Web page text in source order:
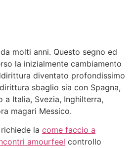
molti anni. Questo segno ed
la inizialmente cambiamento
diventato profondissimo
sbaglio sia con Spagna,
a Italia, Svezia, Inghilterra,
magari Messico.
la come faccio a
amourfeel controllo